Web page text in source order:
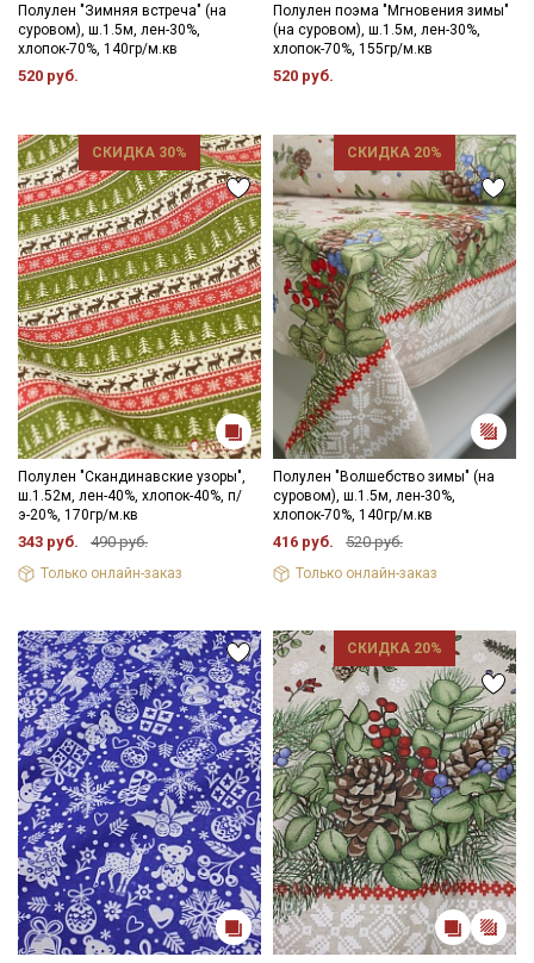
Полулен "Зимняя встреча" (на
суровом), ш.1.5м, лен-30%,
хлопок-70%, 140гр/м.кв
520 руб.
Полулен поэма "Мгновения зимы"
(на суровом), ш.1.5м, лен-30%,
хлопок-70%, 155гр/м.кв
520 руб.
СКИДКА 30%
Полулен "Скандинавские узоры",
ш.1.52м, лен-40%, хлопок-40%, п/
э-20%, 170гр/м.кв
343 руб. 490 руб.
Только онлайн-заказ
СКИДКА 20%
Полулен "Волшебство зимы" (на
суровом), ш.1.5м, лен-30%,
хлопок-70%, 140гр/м.кв
416 руб. 520 руб.
Только онлайн-заказ
СКИДКА 20%
Секретная рассылка от Купава
Мы публикуем здесь дополнительные
промокоды и скидки до 30% на узкие
категории тканей